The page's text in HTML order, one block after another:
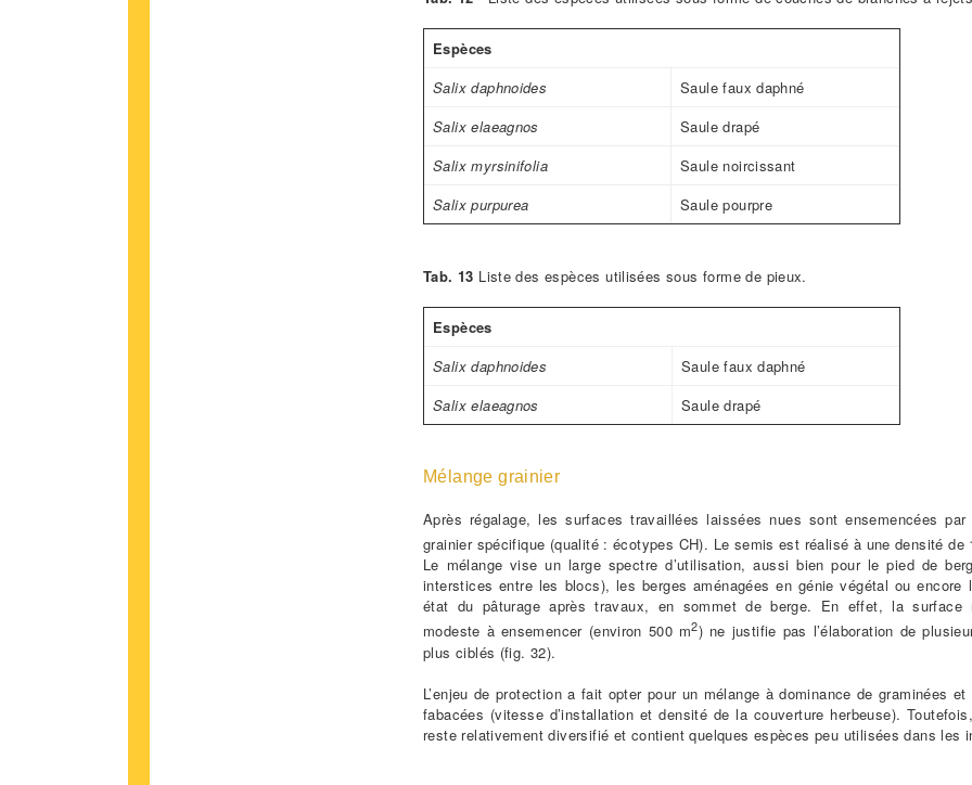
Espèces
Salix daphnoides
Saule faux daphné
Salix elaeagnos
Saule drapé
Salix myrsinifolia
Saule noircissant
Salix purpurea
Saule pourpre
Tab. 13 Liste des espèces utilisées sous forme de pieux.
Espèces
Salix daphnoides
Saule faux daphné
Salix elaeagnos
Saule drapé
Mélange grainier
Après régalage, les surfaces travaillées laissées nues sont ensemencées par
grainier spécifique (qualité : écotypes CH). Le semis est réalisé à une densité de
Le mélange vise un large spectre d’utilisation, aussi bien pour le pied de
interstices entre les blocs), les berges aménagées en génie végétal ou encore
état du pâturage après travaux, en sommet de berge. En effet, la surface
modeste à ensemencer (environ 500 m2) ne justifie pas l’élaboration de
plus ciblés (fig. 32).
L’enjeu de protection a fait opter pour un mélange à dominance de graminées et
fabacées (vitesse d’installation et densité de la couverture herbeuse).
reste relativement diversifié et contient quelques espèces peu utilisées dans les